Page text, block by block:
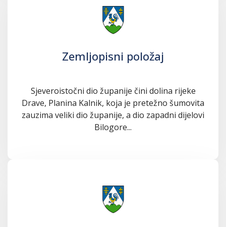
Zemljopisni položaj
Sjeveroistočni dio županije čini dolina rijeke
Drave, Planina Kalnik, koja je pretežno šumovita
zauzima veliki dio županije, a dio zapadni dijelovi
Bilogore...